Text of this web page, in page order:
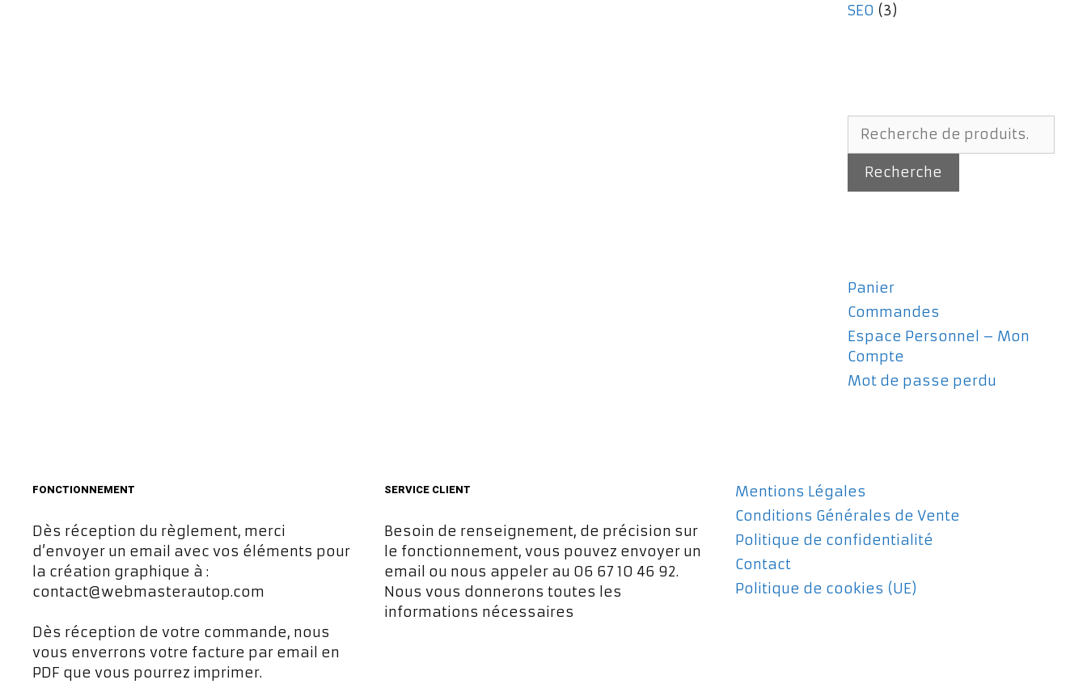
SEO (3)
Recherche
pour :
Recherche
Panier
Commandes
Espace Personnel – Mon
Compte
Mot de passe perdu
FONCTIONNEMENT
Dès réception du règlement, merci
d’envoyer un email avec vos éléments pour
la création graphique à :
contact@webmasterautop.com
Dès réception de votre commande, nous
vous enverrons votre facture par email en
PDF que vous pourrez imprimer.
SERVICE CLIENT
Besoin de renseignement, de précision sur
le fonctionnement, vous pouvez envoyer un
email ou nous appeler au 06 67 10 46 92.
Nous vous donnerons toutes les
informations nécessaires
Mentions Légales
Conditions Générales de Vente
Politique de confidentialité
Contact
Politique de cookies (UE)